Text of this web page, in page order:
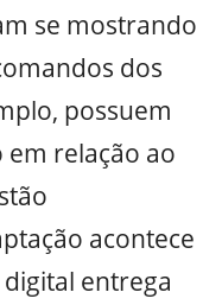
se mostrando
dos
possuem
relação ao
acontece
entrega